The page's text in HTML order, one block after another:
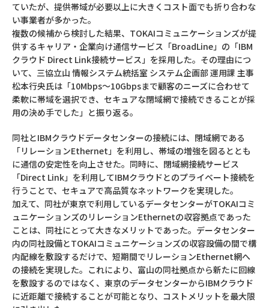
ていたが、提供帯域が必要以上に大きくコスト面でも折り合わな
い事業者が多かった。
複数の候補から検討した結果、TOKAIコミュニケーションズが提
供するキャリア・企業向け通信サービス「BroadLine」の「IBM
クラウド Direct Link接続サービス」を採用した。その理由につ
いて、三協立山 情報システム統括室 システム企画部 運用課 主事
松本行央氏は「10Mbps～10Gbpsまで顧客のニーズに合わせて
柔軟に帯域を選択でき、セキュアな閉域網で接続できることが採
用の決め手でした」と振り返る。
同社とIBMクラウドデータセンターの接続には、閉域網である
「リレーションEthernet」を利用し、帯域の増強を図るととも
に通信の安定性を向上させた。同時に、閉域網接続サービス
「Direct Link」を利用してIBMクラウドとのプライベート接続を
行うことで、セキュアで高品質なネットワークを実現した。
加えて、同社が東京で利用しているデータセンターがTOKAIコミ
ュニケーションズのリレーションEthernetの収容拠点であった
ことは、同社にとって大きなメリットであった。データセンター
内の同社設備とTOKAIコミュニケーションズの収容設備の間で構
内配線を敷設するだけで、短期間でリレーションEthernet網へ
の接続を実現した。これにより、富山の同社拠点から新たに回線
を敷設するのではなく、東京のデータセンターからIBMクラウド
に近距離で接続することが可能となり、コストメリットを最大限